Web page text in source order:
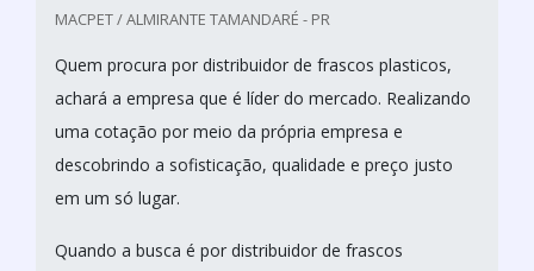
MACPET / ALMIRANTE TAMANDARÉ - PR
Quem procura por distribuidor de frascos plasticos,
achará a empresa que é líder do mercado. Realizando
uma cotação por meio da própria empresa e
descobrindo a sofisticação, qualidade e preço justo
em um só lugar.
Quando a busca é por distribuidor de frascos